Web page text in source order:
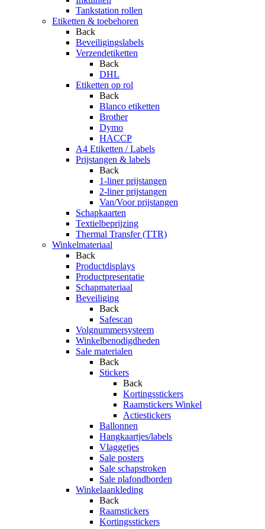
Tankstation rollen
Etiketten & toebehoren
Back
Beveiligingslabels
Verzendetiketten
Back
DHL
Etiketten op rol
Back
Blanco etiketten
Brother
Dymo
HACCP
A4 Etiketten / Labels
Prijstangen & labels
Back
1-liner prijstangen
2-liner prijstangen
Van/Voor prijstangen
Schapkaarten
Textielbeprijzing
Thermal Transfer (TTR)
Winkelmateriaal
Back
Productdisplays
Productpresentatie
Schapmateriaal
Beveiliging
Back
Safescan
Volgnummersysteem
Winkelbenodigdheden
Sale materialen
Back
Stickers
Back
Kortingsstickers
Raamstickers Winkel
Actiestickers
Ballonnen
Hangkaartjes/labels
Vlaggetjes
Sale posters
Sale schapstroken
Sale plafondborden
Winkelaankleding
Back
Raamstickers
Kortingsstickers